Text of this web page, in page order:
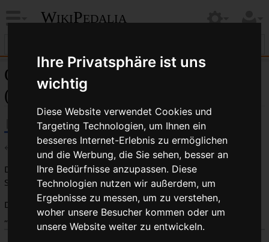
Ihre Privatsphäre ist uns
wichtig
Diese Website verwendet Cookies und
Targeting Technologien, um Ihnen ein
besseres Internet-Erlebnis zu ermöglichen
und die Werbung, die Sie sehen, besser an
Ihre Bedürfnisse anzupassen. Diese
Technologien nutzen wir außerdem, um
Ergebnisse zu messen, um zu verstehen,
woher unsere Besucher kommen oder um
unsere Website weiter zu entwickeln.
WikiPedalia
Quelltext der Seite Nabenbreiten
(Tabelle)
← Nabenbreiten (Tabelle)
Du bist aus dem folgenden Grund nicht berechtigt, diese
Seite zu bearbeiten:
Diese Aktion ist auf Benutzer beschränkt, die der Gruppe
„ Benutzer“ angehören.